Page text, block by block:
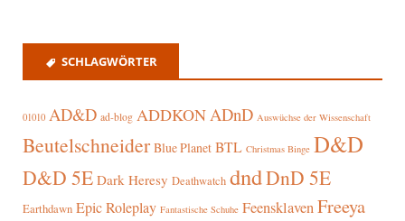
SCHLAGWÖRTER
01010 AD&D ad-blog ADDKONADnD Auswüchse der Wissenschaft
Beutelschneider Blue Planet BTL Christmas Binge D&D
D&D 5E Dark Heresy Deathwatch dndDnD 5E
Earthdawn Epic Roleplay Fantastische Schuhe FeensklavenFreeya